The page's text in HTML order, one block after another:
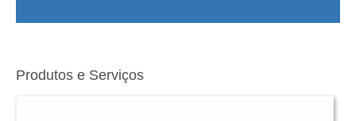
Produtos e Serviços